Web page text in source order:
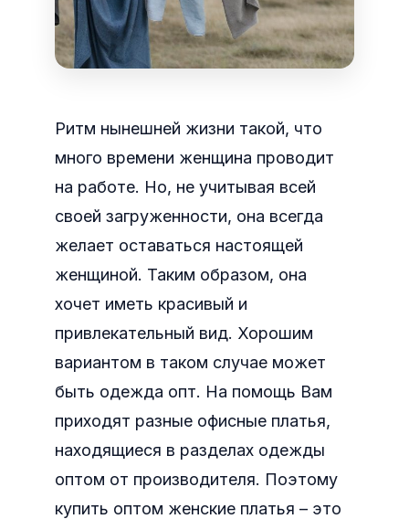
Ритм нынешней жизни такой, что
много времени женщина проводит
на работе. Но, не учитывая всей
своей загруженности, она всегда
желает оставаться настоящей
женщиной. Таким образом, она
хочет иметь красивый и
привлекательный вид. Хорошим
вариантом в таком случае может
быть одежда опт. На помощь Вам
приходят разные офисные платья,
находящиеся в разделах одежды
оптом от производителя. Поэтому
купить оптом женские платья – это